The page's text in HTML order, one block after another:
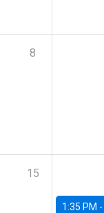
8
15
1:35 PM -